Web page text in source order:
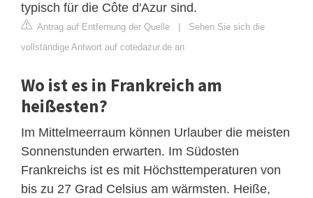
typisch für die Côte d'Azur sind.
Antrag auf Entfernung der Quelle
Sehen Sie sich die
vollständige Antwort auf cotedazur.de an
Wo ist es in Frankreich am
heißesten?
Im Mittelmeerraum können Urlauber die meisten
Sonnenstunden erwarten. Im Südosten
Frankreichs ist es mit Höchsttemperaturen von
bis zu 27 Grad Celsius am wärmsten. Heiße,